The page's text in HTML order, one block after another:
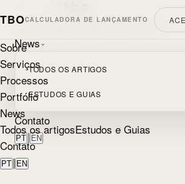
SobreServiços ProcessosPortfólio
News
TODOS OS ARTIGOS
ESTUDOS E GUIAS
Contato
PT | EN
Sobre
Serviços
Processos
Portfólio
News
Todos os artigosEstudos e Guias
Contato
PT | EN
TBOCALCULADORA DE LANÇAMENTO